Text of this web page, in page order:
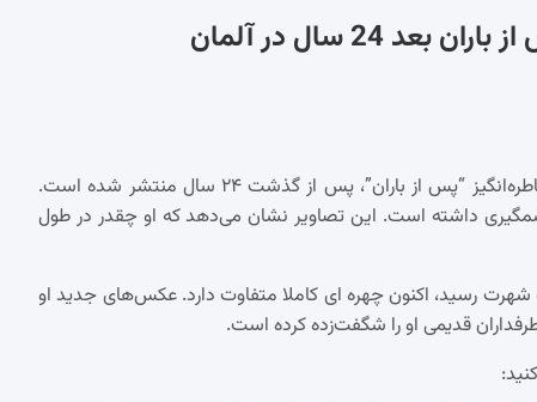
سال در آلمان
تصاویر جدیدی از کاوه آهنگر، بازیگر نقش مهدی کوچولو در سریال خاطره‌انگیز “پس از باران”، پس از گذشت ۲۴ سال منتشر شده است.
چشمگیری داشته است. این تصاویر نشان می‌دهد که او چقدر در طول
شهرت رسید، اکنون چهره ای کاملا متفاوت دارد. عکس‌های جدید او
قدیمی او را شگفت‌زده کرده است.